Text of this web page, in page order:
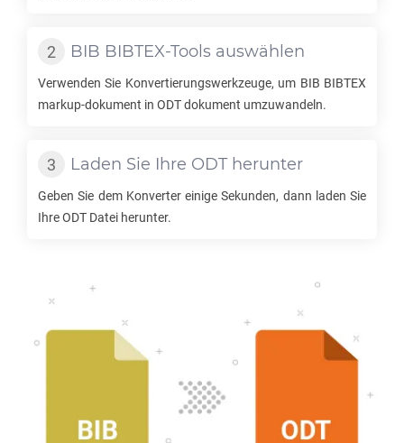
BIB BIBTEX-Tools auswählen
Verwenden Sie Konvertierungswerkzeuge, um BIB BIBTEX
markup-dokument in ODTdokument umzuwandeln.
Laden Sie Ihre ODTherunter
Geben Sie dem Konverter einige Sekunden, dann laden Sie
IhreODT Datei herunter.